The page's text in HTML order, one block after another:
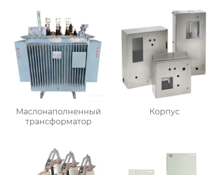
Маслонаполненный
трансформатор
Корпус